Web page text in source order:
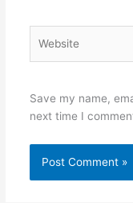
Save my name,
next time I